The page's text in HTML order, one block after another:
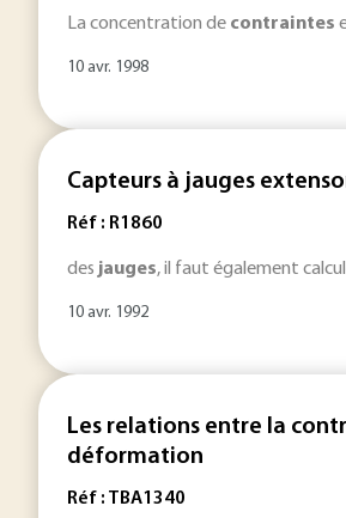
La concentration de contraintes
10 avr. 1998
Capteurs à jauges
Réf : R1860
des jauges, il faut également
10 avr. 1992
Les relations entre la
déformation
Réf : TBA1340